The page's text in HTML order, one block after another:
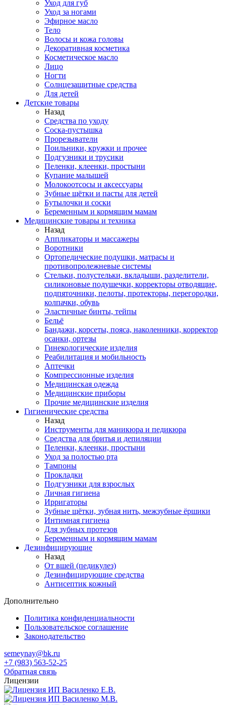
Уход для губ
Уход за ногами
Эфирное масло
Тело
Волосы и кожа головы
Декоративная косметика
Косметическое масло
Лицо
Ногти
Солнцезащитные средства
Для детей
Детские товары
Назад
Средства по уходу
Соска-пустышка
Прорезыватели
Поильники, кружки и прочее
Подгузники и трусики
Пеленки, клеенки, простыни
Купание малышей
Молокоотсосы и аксессуары
Зубные щётки и пасты для детей
Бутылочки и соски
Беременным и кормящим мамам
Медицинские товары и техника
Назад
Аппликаторы и массажеры
Воротники
Ортопедические подушки, матрасы и
противопролежневые системы
Стельки, полустельки, вкладыши, разделители,
силиконовые подушечки, корректоры отводящие,
подпяточники, пелоты, протекторы, перегородки,
колпачки, обувь
Эластичные бинты, тейпы
Бельё
Бандажи, корсеты, пояса, наколенники, корректор
осанки, ортезы
Гинекологические изделия
Реабилитация и мобильность
Аптечки
Компрессионные изделия
Медицинская одежда
Медицинские приборы
Прочие медицинские изделия
Гигиенические средства
Назад
Инструменты для маникюра и педикюра
Средства для бритья и депиляции
Пеленки, клеенки, простыни
Уход за полостью рта
Тампоны
Прокладки
Подгузники для взрослых
Личная гигиена
Ирригаторы
Зубные щётки, зубная нить, межзубные ёршики
Интимная гигиена
Для зубных протезов
Беременным и кормящим мамам
Дезинфицирующие
Назад
От вшей (педикулез)
Дезинфицирующие средства
Антисептик кожный
Дополнительно
Политика конфиденциальности
Пользовательское соглашение
Законодательство
semeynay@bk.ru
+7 (983) 563-52-25
Обратная связь
Лицензии